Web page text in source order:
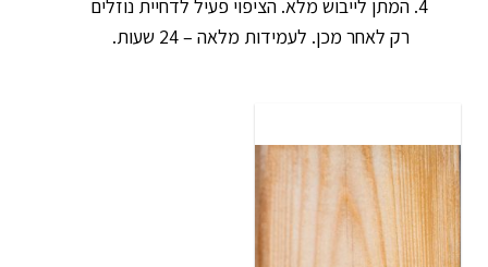
המתן לייבוש מלא. הציפוי פעיל לדחיית נוזלים
רק לאחר מכן. לעמידות מלאה – 24 שעות.